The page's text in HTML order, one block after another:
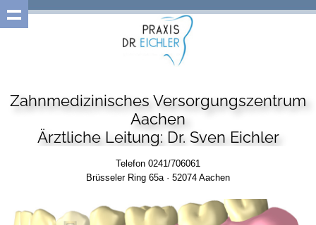
Zahnmedizinisches Versorgungszentrum
Aachen
Ärztliche Leitung: Dr. Sven Eichler
Telefon 0241/706061
Brüsseler Ring 65a · 52074 Aachen